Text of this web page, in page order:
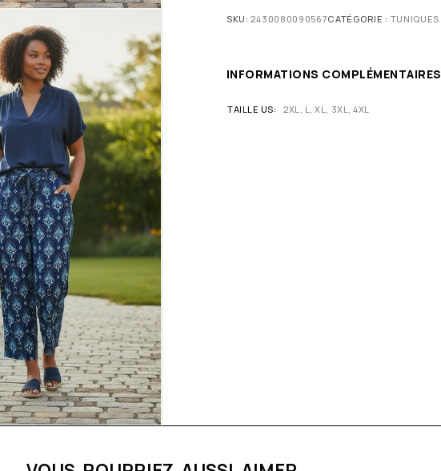
SKU:2430080090567CATÉGORIE : TUNIQUES
INFORMATIONS COMPLÉMENTAIRES
TAILLE US 2XL, L, XL, 3XL, 4XL